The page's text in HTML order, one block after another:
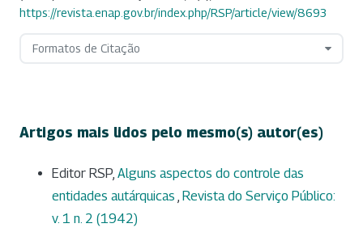
https://revista.enap.gov.br/index.php/RSP/article/view/8693
Formatos de Citação
Artigos mais lidos pelo mesmo(s) autor(es)
Editor RSP, Alguns aspectos do controle das
entidades autárquicas , Revista do Serviço Público:
v. 1 n. 2 (1942)